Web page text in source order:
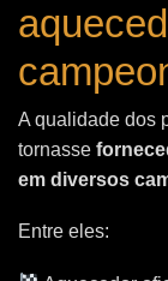
A qualidade dos
tornasse
em diversos
Entre eles: